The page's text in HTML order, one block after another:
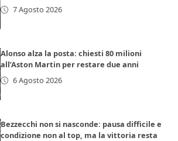
7 Agosto 2026
Alonso alza la posta: chiesti 80 milioni
all’Aston Martin per restare due anni
6 Agosto 2026
Bezzecchi non si nasconde: pausa difficile e
condizione non al top, ma la vittoria resta